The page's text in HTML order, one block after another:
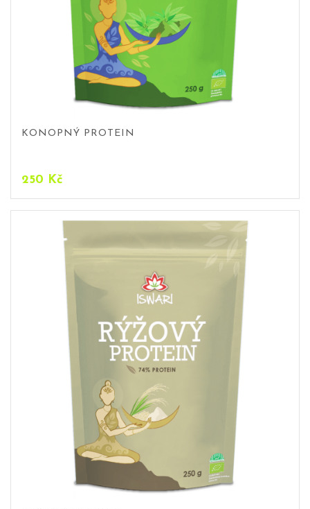
KONOPNÝ PROTEIN
250 Kč